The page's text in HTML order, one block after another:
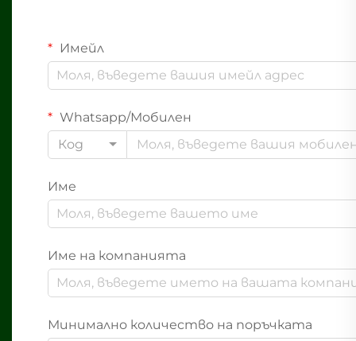
Имейл
Whatsapp/Мобилен
Код
Име
Име на компанията
Минимално количество на поръчката